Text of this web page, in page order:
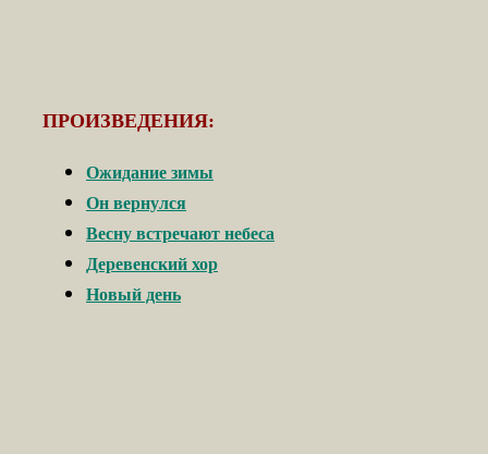
ПРОИЗВЕДЕНИЯ:
Ожидание зимы
Он вернулся
Весну встречают небеса
Деревенский хор
Новый день